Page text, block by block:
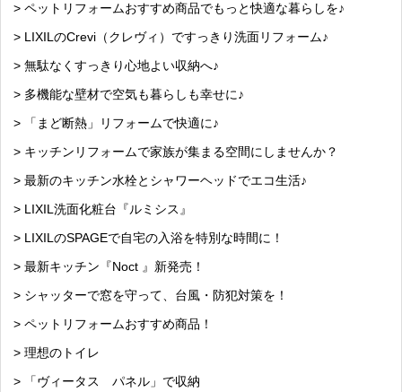
> ペットリフォームおすすめ商品でもっと快適な暮らしを♪
> LIXILのCrevi（クレヴィ）ですっきり洗面リフォーム♪
> 無駄なくすっきり心地よい収納へ♪
> 多機能な壁材で空気も暮らしも幸せに♪
> 「まど断熱」リフォームで快適に♪
> キッチンリフォームで家族が集まる空間にしませんか？
> 最新のキッチン水栓とシャワーヘッドでエコ生活♪
> LIXIL洗面化粧台『ルミシス』
> LIXILのSPAGEで自宅の入浴を特別な時間に！
> 最新キッチン『Noct 』新発売！
> シャッターで窓を守って、台風・防犯対策を！
> ペットリフォームおすすめ商品！
> 理想のトイレ
> 「ヴィータス パネル」で収納